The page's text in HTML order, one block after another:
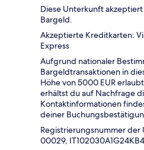
Diese Unterkunft
Bargeld.
Akzeptierte Kreditkarten:
Express
Aufgrund nationaler
Bargeldtransaktionen in
Höhe von 5000 EUR
erhältst du auf Nachfrage
Kontaktinformationen
deiner
Registrierungsnummer
00029,